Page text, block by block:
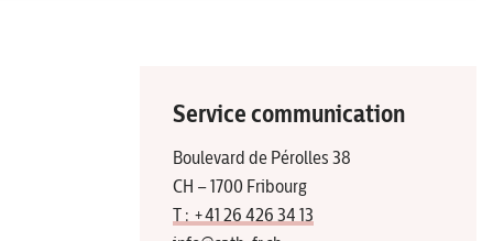
Service communication
Boulevard de Pérolles 38
CH – 1700 Fribourg
T : +41 26 426 34 13